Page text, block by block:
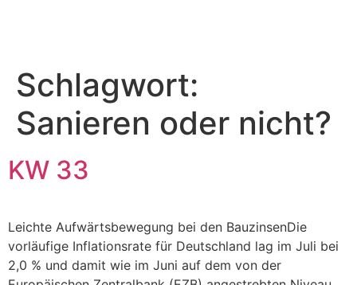
Schlagwort:
Sanieren oder nicht?
KW 33
Leichte Aufwärtsbewegung bei den BauzinsenDie
vorläufige Inflationsrate für Deutschland lag im Juli bei
2,0 % und damit wie im Juni auf dem von der